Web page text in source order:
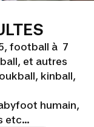
football à 7
et autres
kinball,
humain,
etc...